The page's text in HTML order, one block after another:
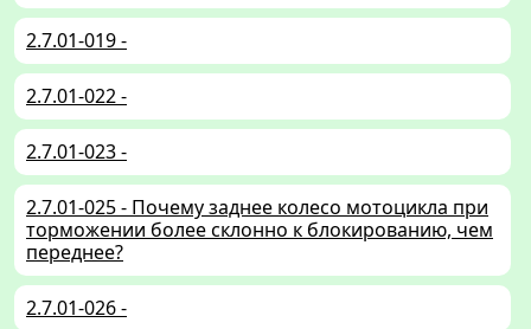
2.7.01-019 -
2.7.01-022 -
2.7.01-023 -
2.7.01-025 - Почему заднее колесо мотоцикла при
торможении более склонно к блокированию, чем
переднее?
2.7.01-026 -